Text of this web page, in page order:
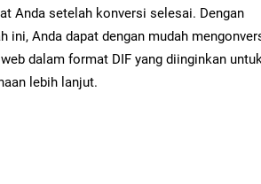
Anda setelah konversi selesai. Dengan
ini, Anda dapat dengan mudah
dalam format DIF yang diinginkan untuk
lebih lanjut.